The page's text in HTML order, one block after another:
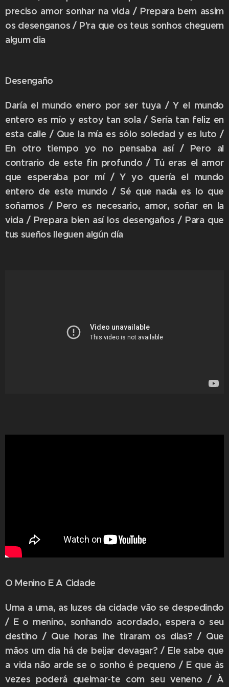
preciso amor sonhar na vida / Prepara bem assim
os desenganos / P'ra que os teus sonhos cheguem
algum dia
Desengaño
Daría el mundo enero por ser tuya / Y el mundo
entero es mío y estoy tan sola / Sería tan feliz en
esta calle / Que la mía es sólo soledad y es luto /
En otro tiempo yo no pensaba así / Pero al
contrario de este fin profundo / Tú eras el amor
que esperaba por mí / Y yo quería el mundo
entero de este mundo / Sé que nada es lo que
soñamos / Pero es necesario, amor, soñar en la
vida / Prepara bien así los desengaños / Para que
tus sueños lleguen algún día
O Menino E A Cidade
Uma a uma, as luzes da cidade vão se despedindo
/ E o menino, sonhando acordado, espera o seu
destino / Que horas lhe tiraram os dias? / Que
mãos um dia há de beijar devagar? / Ele sabe que
a vida não arde se o sonho é pequeno / E que às
vezes poderá queimar-te com seu veneno / À